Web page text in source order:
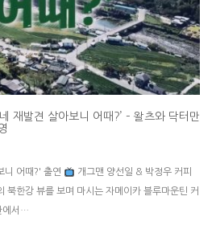
재발견 살아보니 어때?’ – 왈츠와 닥터만
니 어때?' 출연
개그맨 양선일 & 박정우 커피
북한강 뷰를 보며 마시는 자메이카 블루마운틴 커
에서…